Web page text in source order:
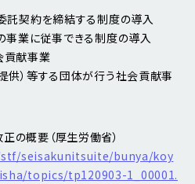
託契約を締結する制度の導入
事業に従事できる制度の導入
貢献事業
供）等する団体が行う社会貢献事
の概要（厚生労働省）
seisakunitsuite/bunya/koy
topics/tp120903-1_00001.